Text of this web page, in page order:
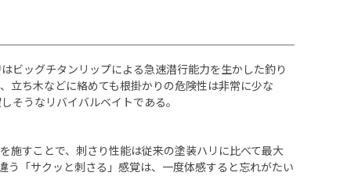
ビッグチタンリップによる急速潜行能力を生かした釣り
立ち木などに絡めても根掛かりの危険性は非常に少な
そうなリバイバルベイトである。
施すことで、刺さり性能は従来の塗装ハリに比べて最大
「サクッと刺さる」感覚は、一度体感すると忘れがたい